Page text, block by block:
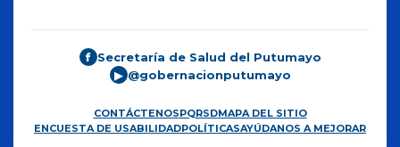
f Secretaría de Salud del Putumayo
▶ @gobernacionputumayo
CONTÁCTENOSPQRSDMAPA DEL SITIO
ENCUESTA DE USABILIDADPOLÍTICASAYÚDANOS A MEJORAR